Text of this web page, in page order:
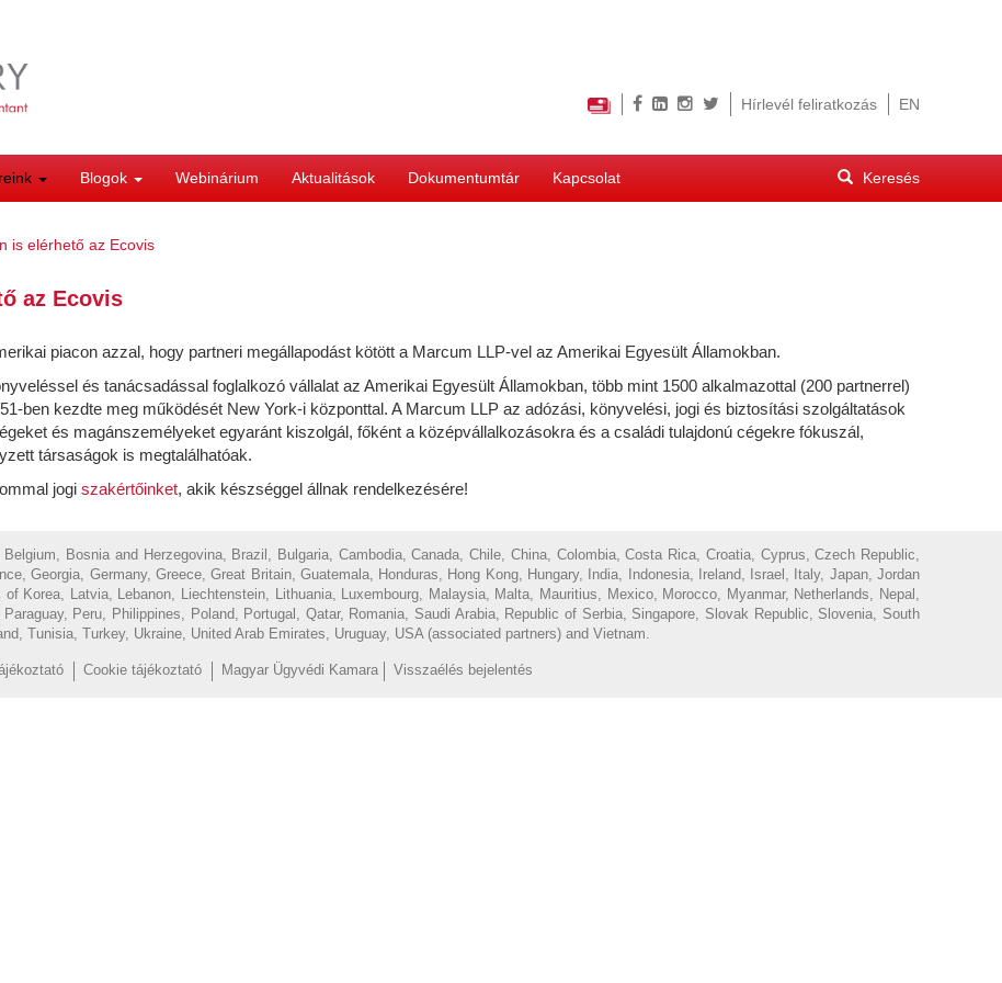
Hírlevél feliratkozás EN
Blogok Webinárium Aktualitások Dokumentumtár Kapcsolat
Keresés
űrlap
is elérhető az Ecovis
az Ecovis
piacon azzal, hogy partneri megállapodást kötött a Marcum LLP-vel az Amerikai Egyesült Államokban.
és tanácsadással foglalkozó vállalat az Amerikai Egyesült Államokban, több mint 1500 alkalmazottal (200 partnerrel)
ben kezdte meg működését New York-i központtal. A Marcum LLP az adózási, könyvelési, jogi és biztosítási szolgáltatások
és magánszemélyeket egyaránt kiszolgál, főként a középvállalkozásokra és a családi tulajdonú cégekre fókuszál,
társaságok is megtalálhatóak.
jogi szakértőinket, akik készséggel állnak rendelkezésére!
Bosnia and Herzegovina, Brazil, Bulgaria, Cambodia, Canada, Chile, China, Colombia, Costa Rica, Croatia, Cyprus, Czech Republic,
Georgia, Germany, Greece, Great Britain, Guatemala, Honduras, Hong Kong, Hungary, India, Indonesia, Ireland, Israel, Italy, Japan, Jordan
Korea, Latvia, Lebanon, Liechtenstein, Lithuania, Luxembourg, Malaysia, Malta, Mauritius, Mexico, Morocco, Myanmar, Netherlands, Nepal,
Peru, Philippines, Poland, Portugal, Qatar, Romania, Saudi Arabia, Republic of Serbia, Singapore, Slovak Republic, Slovenia, South
Tunisia, Turkey, Ukraine, United Arab Emirates, Uruguay, USA (associated partners) and Vietnam.
Cookie tájékoztató Magyar Ügyvédi Kamara Visszaélés bejelentés